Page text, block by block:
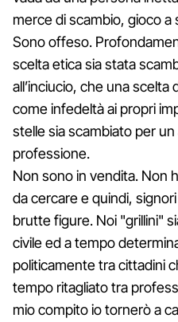
merce di scambio, gioco a
Sono offeso.
scelta etica sia stata
all’inciucio, che una scelta
come infedeltà ai propri
stelle sia scambiato per
professione.
Non sono in vendita. Non
da cercare e quindi,
brutte figure. Noi "grillini"
civile ed a tempo
politicamente tra cittadini
tempo ritagliato tra
mio compito io tornerò a